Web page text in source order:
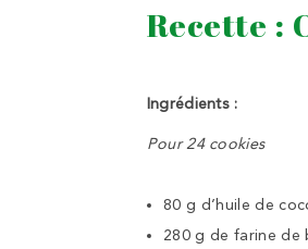
Recette :
Ingrédients :
Pour 24 cookies
80 g d’huile de
280 g de farine de